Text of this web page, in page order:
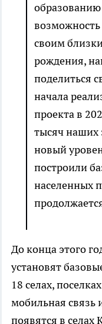
своим
рождения,
поделиться
начала
проекта в
тысяч наших
новый
построили
населенных
До конца этого
установят
18 селах,
мобильная связь
появятся в селах